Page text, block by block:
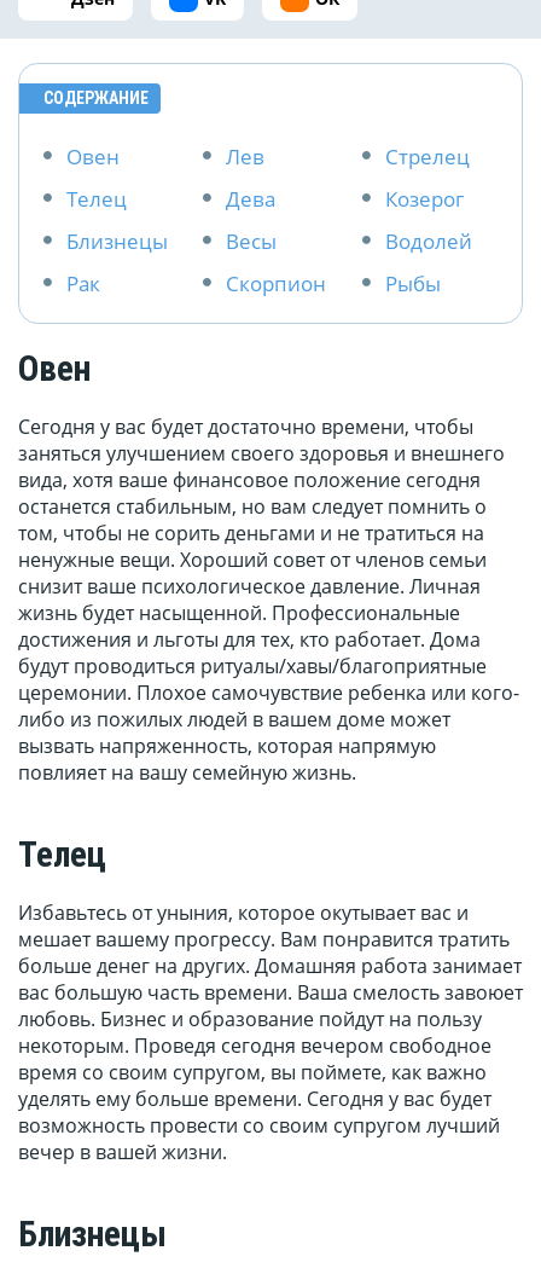
СОДЕРЖАНИЕ
Овен
Телец
Близнецы
Рак
Лев
Дева
Весы
Скорпион
Стрелец
Козерог
Водолей
Рыбы
Овен
Сегодня у вас будет достаточно времени, чтобы
заняться улучшением своего здоровья и внешнего
вида, хотя ваше финансовое положение сегодня
останется стабильным, но вам следует помнить о
том, чтобы не сорить деньгами и не тратиться на
ненужные вещи. Хороший совет от членов семьи
снизит ваше психологическое давление. Личная
жизнь будет насыщенной. Профессиональные
достижения и льготы для тех, кто работает. Дома
будут проводиться ритуалы/хавы/благоприятные
церемонии. Плохое самочувствие ребенка или кого-
либо из пожилых людей в вашем доме может
вызвать напряженность, которая напрямую
повлияет на вашу семейную жизнь.
Телец
Избавьтесь от уныния, которое окутывает вас и
мешает вашему прогрессу. Вам понравится тратить
больше денег на других. Домашняя работа занимает
вас большую часть времени. Ваша смелость завоюет
любовь. Бизнес и образование пойдут на пользу
некоторым. Проведя сегодня вечером свободное
время со своим супругом, вы поймете, как важно
уделять ему больше времени. Сегодня у вас будет
возможность провести со своим супругом лучший
вечер в вашей жизни.
Близнецы